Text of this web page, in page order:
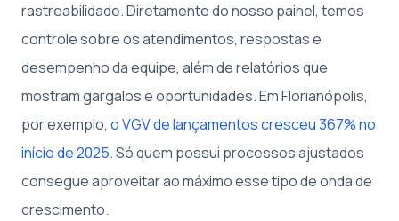
rastreabilidade. Diretamente do nosso painel, temos
controle sobre os atendimentos, respostas e
desempenho da equipe, além de relatórios que
mostram gargalos e oportunidades. Em Florianópolis,
por exemplo, o VGV de lançamentos cresceu 367% no
início de 2025. Só quem possui processos ajustados
consegue aproveitar ao máximo esse tipo de onda de
crescimento.